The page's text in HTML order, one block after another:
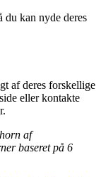
du kan nyde deres
af deres forskellige
eller kontakte
af
baseret på 6